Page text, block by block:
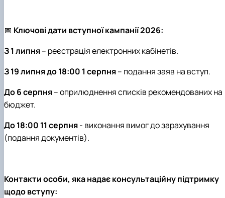
📅 Ключові дати вступної кампанії 2026:
З 1 липня– реєстрація електронних кабінетів.
З 19 липня до 18:00 1 серпня– подання заяв на вступ.
До 6 серпня– оприлюднення списків рекомендованих на
бюджет.
До 18:00 11 серпня- виконання вимог до зарахування
(подання документів).
Контакти особи, яка надає консультаційну підтримку
щодо вступу: